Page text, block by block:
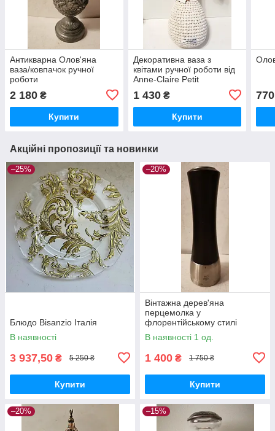
Антикварна Олов'яна
ваза/ковпачок ручної
роботи
2 180 ₴
Купити
Декоративна ваза з
квітами ручної роботи від
Anne-Claire Petit
1 430₴
Купити
770
Акційні пропозиції та новинки
–25%
Блюдо Bisanzio Італія
В наявності
3 937,50 ₴ 5 250 ₴
Купити
–20%
Вінтажна дерев'яна
перцемолка у
флорентійському стилі
В наявності 1 од.
1 400 ₴ 1 750 ₴
Купити
–20% –15%